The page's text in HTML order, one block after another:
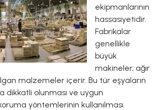
ekipmanlarının
hassasiyetidir.
Fabrikalar
genellikle
büyük
makineler, ağır
malzemeler içerir. Bu tür eşyaların
dikkatli olunması ve uygun
yöntemlerinin kullanılması